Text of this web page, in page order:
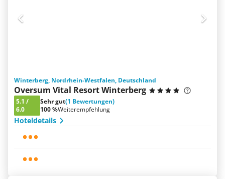
Winterberg, Nordrhein-Westfalen, Deutschland
Oversum Vital Resort Winterberg
5.1 /
6.0
Sehr gut(1 Bewertungen)
100 %Weiterempfehlung
Hoteldetails